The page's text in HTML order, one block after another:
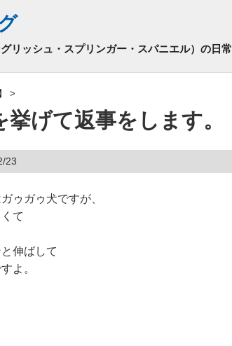
リッシュ・スプリンガー・スパニエル）の日常
>
挙げて返事をします。
23
ゥガゥ犬ですが、
て
伸ばして
よ。